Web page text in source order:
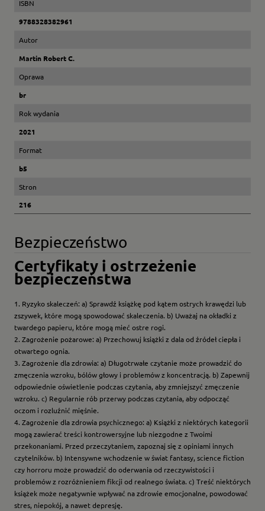
ISBN
9788328382961
Autor
Martin Robert C.
Oprawa
br
Rok wydania
2021
Format
b5
Stron
216
Bezpieczeństwo
Certyfikaty i ostrzeżenie
bezpieczeństwa
1. Ryzyko skaleczeń: a) Sprawdź książkę pod kątem ostrych krawędzi lub
zszywek, które mogą spowodować skaleczenia. b) Uważaj na okładki z
twardego papieru, które mogą mieć ostre rogi.
2. Zagrożenie pożarowe: a) Przechowuj książki z dala od źródeł ciepła i
otwartego ognia.
3. Zagrożenie dla zdrowia: a) Długotrwałe czytanie może prowadzić do
zmęczenia wzroku, bólów głowy i problemów z koncentracją. b) Zapewnij
odpowiednie oświetlenie podczas czytania, aby zmniejszyć zmęczenie
wzroku. c) Regularnie rób przerwy podczas czytania, aby odpocząć
oczom i rozluźnić mięśnie.
4. Zagrożenie dla zdrowia psychicznego: a) Książki z niektórych kategorii
mogą zawierać treści kontrowersyjne lub niezgodne z Twoimi
przekonaniami. Przed przeczytaniem, zapoznaj się z opiniami innych
czytelników. b) Intensywne wchodzenie w świat fantasy, science fiction
czy horroru może prowadzić do oderwania od rzeczywistości i
problemów z rozróżnieniem fikcji od realnego świata. c) Treść niektórych
książek może negatywnie wpływać na zdrowie emocjonalne, powodować
stres, niepokój, a nawet depresję.